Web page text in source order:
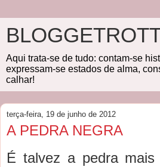
Aqui trata-se de tudo: contam-se
expressam-se estados de alma,
calhar!
terça-feira, 19 de junho de 2012
A PEDRA NEGRA
É talvez a pedra mais